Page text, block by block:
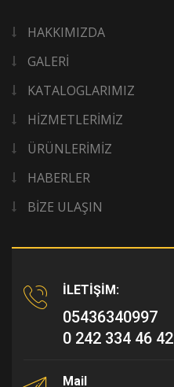
HAKKIMIZDA
GALERİ
KATALOGLARIMIZ
HİZMETLERİMİZ
ÜRÜNLERİMİZ
HABERLER
BİZE ULAŞIN
İLETİŞİM:
05436340997
0 242 334 46 42
Mail